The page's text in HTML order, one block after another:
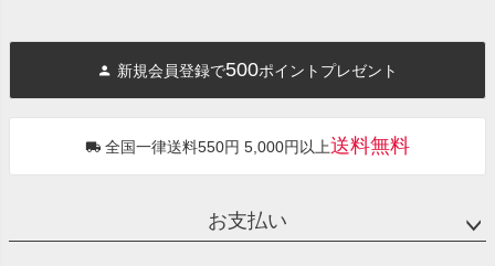
新規会員登録で500ポイントプレゼント
全国一律送料550円 5,000円以上送料無料
お支払い